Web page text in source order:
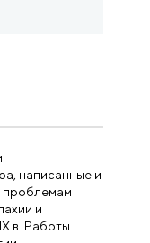
написанные и
проблемам
и
в. Работы